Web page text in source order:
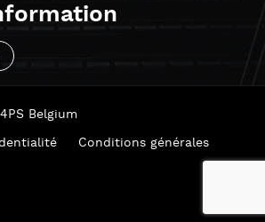
Belgium
Conditions générales